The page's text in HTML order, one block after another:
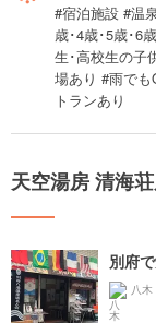
#宿泊施設 #温
歳･4歳･5歳･6
生･高校生の子
場あり #雨で
トランあり
天空湯房 清海
別府
八木